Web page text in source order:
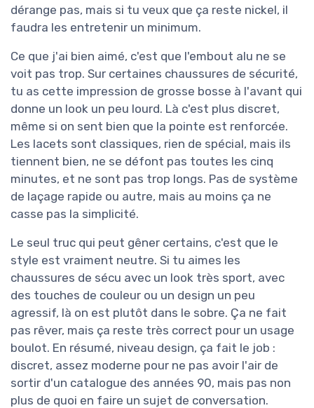
dérange pas, mais si tu veux que ça reste nickel, il
faudra les entretenir un minimum.
Ce que j'ai bien aimé, c'est que l'embout alu ne se
voit pas trop. Sur certaines chaussures de sécurité,
tu as cette impression de grosse bosse à l'avant qui
donne un look un peu lourd. Là c'est plus discret,
même si on sent bien que la pointe est renforcée.
Les lacets sont classiques, rien de spécial, mais ils
tiennent bien, ne se défont pas toutes les cinq
minutes, et ne sont pas trop longs. Pas de système
de laçage rapide ou autre, mais au moins ça ne
casse pas la simplicité.
Le seul truc qui peut gêner certains, c'est que le
style est vraiment neutre. Si tu aimes les
chaussures de sécu avec un look très sport, avec
des touches de couleur ou un design un peu
agressif, là on est plutôt dans le sobre. Ça ne fait
pas rêver, mais ça reste très correct pour un usage
boulot. En résumé, niveau design, ça fait le job :
discret, assez moderne pour ne pas avoir l'air de
sortir d'un catalogue des années 90, mais pas non
plus de quoi en faire un sujet de conversation.